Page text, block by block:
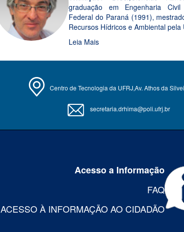
graduação em Engenharia
Federal do Paraná (1991),
Recursos Hídricos e Ambiental pela
Leia Mais
Centro de Tecnologia da UFRJ,Av. Athos da
secretaria.drhima@poli.ufrj.br
Acesso a Informação
FAQ
ACESSO À INFORMAÇÃO AO CIDADÃO